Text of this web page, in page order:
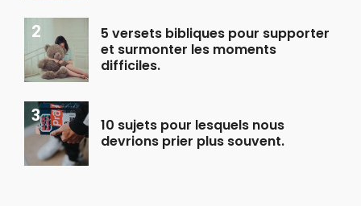
5 versets bibliques pour supporter
et surmonter les moments
difficiles.
10 sujets pour lesquels nous
devrions prier plus souvent.